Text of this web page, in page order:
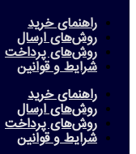
راهنمای خرید
روش‌های ارسال
روش‌های پرداخت
شرایط و قوانین
راهنمای خرید
روش‌های ارسال
روش‌های پرداخت
شرایط و قوانین